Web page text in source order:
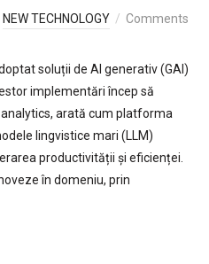
NEW TECHNOLOGY
Comments
soluții de AI generativ (GAI)
implementări încep să
analytics, arată cum platforma
lingvistice mari (LLM)
productivității și eficienței.
în domeniu, prin